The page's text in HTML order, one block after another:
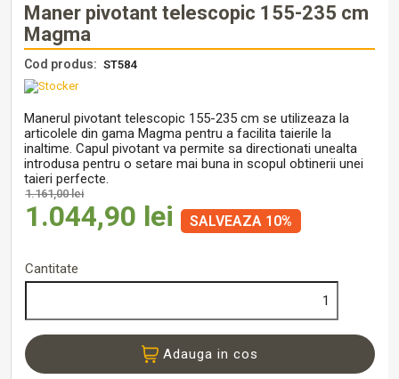
Maner pivotant telescopic 155-235 cm
Magma
Cod produs: ST584
Manerul pivotant telescopic 155-235 cm se utilizeaza la
articolele din gama Magma pentru a facilita taierile la
inaltime. Capul pivotant va permite sa directionati unealta
introdusa pentru o setare mai buna in scopul obtinerii unei
taieri perfecte.
1.161,00 lei
1.044,90 lei SALVEAZA 10%
Cantitate
Adauga in cos